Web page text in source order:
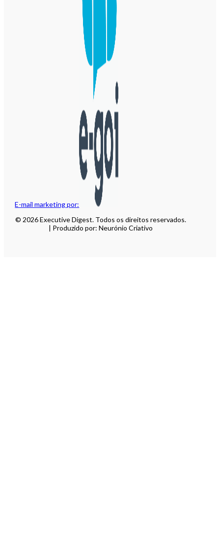
E-mail marketing por:
© 2026 Executive Digest. Todos os direitos reservados.
| Produzido por: Neurónio Criativo